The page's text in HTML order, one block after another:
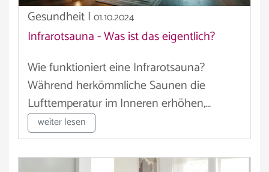
Gesundheit | 01.10.2024
Infrarotsauna - Was ist das eigentlich?
Wie funktioniert eine Infrarotsauna?
Während herkömmliche Saunen die
Lufttemperatur im Inneren erhöhen,...
weiter lesen